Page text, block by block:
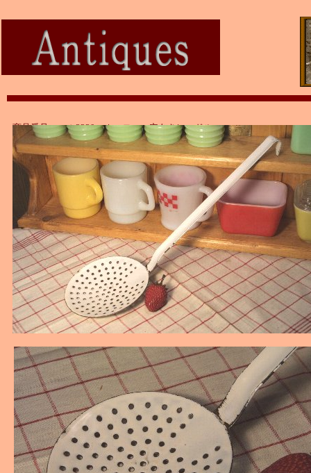
商品番号：ａｔ3230 ホーロー 穴あきレードル